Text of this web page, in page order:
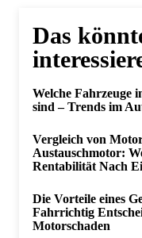
Das
Welche Fahrzeuge
sind – Trends im
Vergleich von
Austauschmotor:
Rentabilität Nach
Die Vorteile eines
Fahrrichtig
Motorschaden